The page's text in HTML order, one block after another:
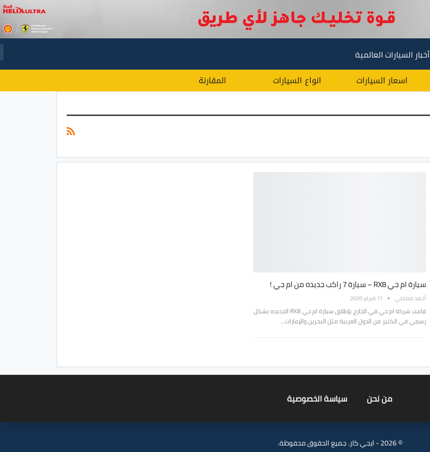
أخبار السيارات العالمية
اسعار السيارات انواع السيارات المقارنة
سيارة ام جي RX8 – سيارة 7 راكب جديده من ام جي !
أحمد مصلحي 17 فبراير 2020
قامت شركة ام جي في الخارج بإطلاق سيارة ام جي RX8 الجديده بشكل
رسمي في الكثير من الدول العربية مثل البحرين والإمارات…
من نحن سياسة الخصوصية
© 2026 - ايجي كار. جميع الحقوق محفوظة.